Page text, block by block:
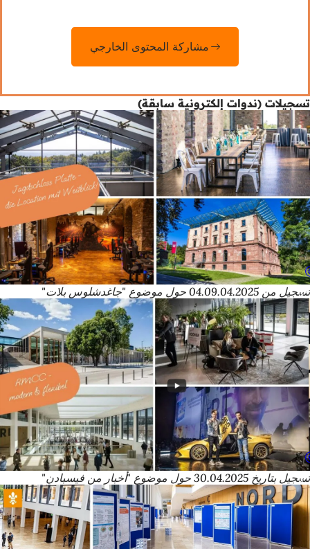
مشاركة المحتوى الخارجي
تسجيلات (ندوات إلكترونية سابقة)
تسجيل من 04.09.04.2025 حول موضوع "جاغدشلوس بلات"
تسجيل بتاريخ 30.04.2025 حول موضوع "أخبار من فيسبادن"